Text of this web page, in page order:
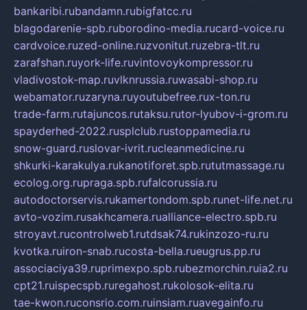
bankaribi.rubandamn.rubigfatcc.ru
blagodarenie-spb.ruborodino-media.rucard-voice.ru
cardvoice.ruzed-online.ruzvonitut.ruzebra-tlt.ru
zarafshan.ruyork-life.ruvintovoykompressor.ru
vladivostok-map.ruvlknrussia.ruwasabi-shop.ru
webamator.ruzaryna.ruyoutubefree.rux-ton.ru
trade-farm.rutajuncos.rutaksu.rutor-lyubov-i-grom.ru
spayderhed-2022.rusplclub.rustoppamedia.ru
snow-guard.ruslovar-ivrit.rucleanmedicine.ru
shkurki-karakulya.rukanotiforet.spb.rututmassage.ru
ecolog.org.rupraga.spb.rufalcorussia.ru
autodoctorservis.rukamertondom.spb.runet-life.net.ru
avto-vozim.rusakhcamera.rualliance-electro.spb.ru
stroyavt.rucontrolweb1.rutdsak74.rukinzozo-ru.ru
kvotka.ruiron-snab.rucosta-bella.rueugrus.pp.ru
associaciya39.ruprimexpo.spb.rubezmorchin.ruia2.ru
cpt21.ruispecspb.ruregahost.rukolosok-elita.ru
tae-kwon.ruconsrio.com.ruinsiam.ruavegainfo.ru